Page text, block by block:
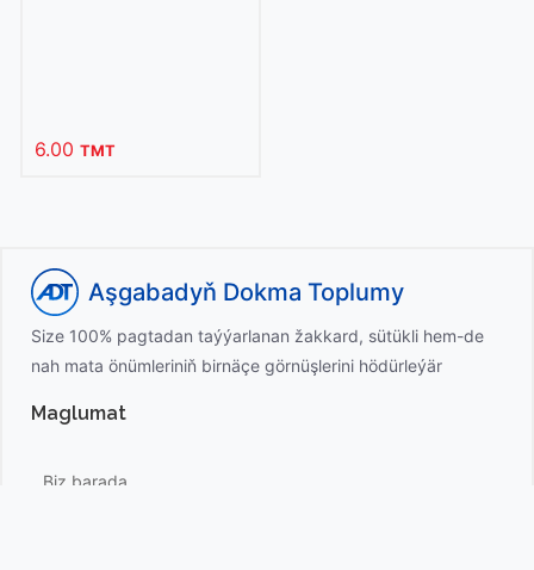
6.00 TMT
Aşgabadyň Dokma Toplumy
Size 100% pagtadan taýýarlanan žakkard, sütükli hem-de
nah mata önümleriniň birnäçe görnüşlerini hödürleýär
Maglumat
Biz barada